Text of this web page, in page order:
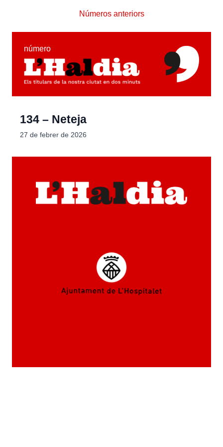
Números anteriors
número
134 – Neteja
27 de febrer de 2026